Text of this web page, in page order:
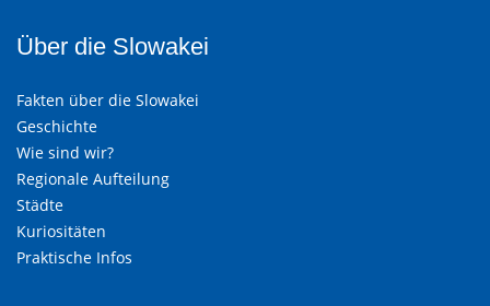
Über die Slowakei
Fakten über die Slowakei
Geschichte
Wie sind wir?
Regionale Aufteilung
Städte
Kuriositäten
Praktische Infos